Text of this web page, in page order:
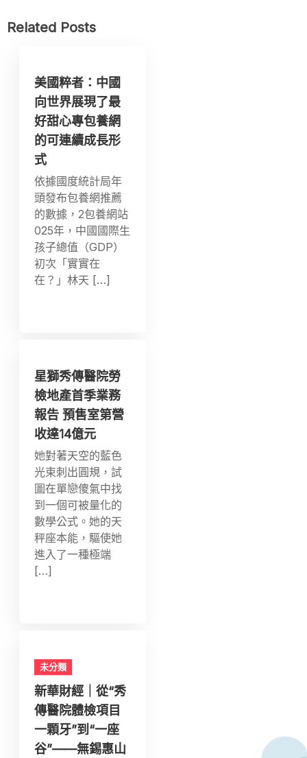
Related Posts
美國粹者：中國
向世界展現了最
好甜心專包養網
的可連續成長形
式
依據國度統計局年
頭發布包養網推薦
的數據，2包養網站
025年，中國國際生
孩子總值（GDP）
初次「實實在
在？」林天 […]
星獅秀傳醫院勞
檢地產首季業務
報告 預售室第營
收達14億元
她對著天空的藍色
光束刺出圓規，試
圖在單戀傻氣中找
到一個可被量化的
數學公式。她的天
秤座本能，驅使她
進入了一種極端
[…]
未分類
新華財經｜從“秀
傳醫院體檢項目
一顆牙”到“一座
谷”——無錫惠山